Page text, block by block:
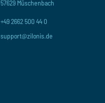
57629 Müschenbach
+49 2662 500 44 0
support@zilonis.de